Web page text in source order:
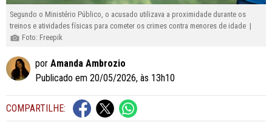
Segundo o Ministério Público, o acusado utilizava a proximidade durante os
treinos e atividades físicas para cometer os crimes contra menores de idade |
Foto: Freepik
por Amanda Ambrozio
Publicado em 20/05/2026, às 13h10
COMPARTILHE: